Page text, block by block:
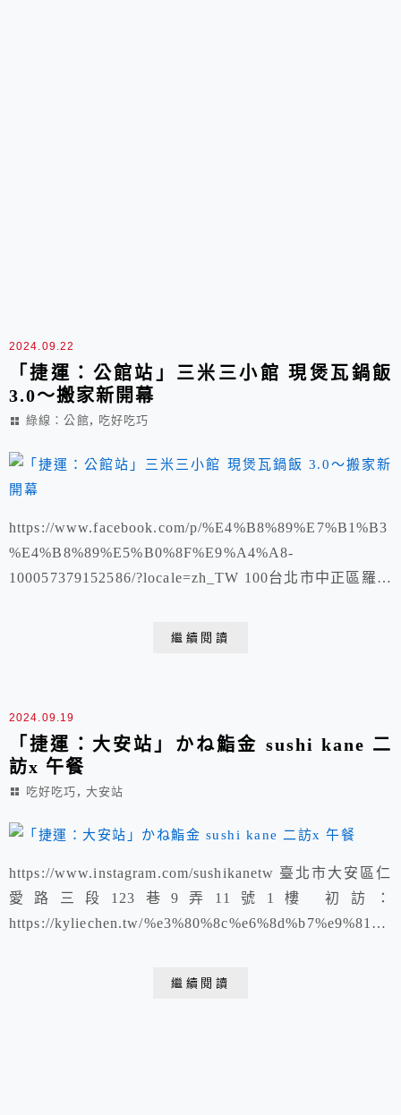
2024.09.22
「捷運：公館站」三米三小館 現煲瓦鍋飯
3.0～搬家新開幕
綠線：公館, 吃好吃巧
https://www.facebook.com/p/%E4%B8%89%E7%B1%B3
%E4%B8%89%E5%B0%8F%E9%A4%A8-
100057379152586/?locale=zh_TW 100台北市中正區羅斯
繼續閱讀
2024.09.19
「捷運：大安站」かね鮨金 sushi kane 二
訪x 午餐
吃好吃巧 , 大安站
https://www.instagram.com/sushikanetw 臺北市大安區仁
愛路三段123巷9弄11號1樓 初訪：
https://kyliechen.tw/%e3%80%8c%e6%8d%b7%e9%81%
繼續閱讀